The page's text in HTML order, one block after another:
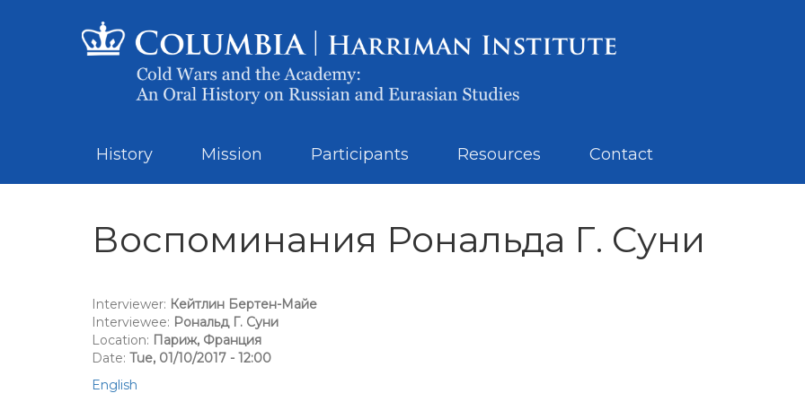
History Mission Participants Resources Contact
Воспоминания Рональда Г. Суни
Interviewer: Кейтлин Бертен-Майе
Interviewee: Рональд Г. Суни
Location: Париж, Франция
Date: Tue, 01/10/2017 - 12:00
English